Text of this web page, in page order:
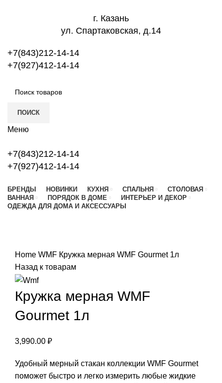
г. Казань
ул. Спартаковская, д.14
+7(843)212-14-14
+7(927)412-14-14
ПОИСК
Меню
+7(843)212-14-14
+7(927)412-14-14
БРЕНДЫ НОВИНКИ КУХНЯ СПАЛЬНЯ
СТОЛОВАЯ
ВАННАЯ
ПОРЯДОК В ДОМЕ
ИНТЕРЬЕР И ДЕКОР
ОДЕЖДА ДЛЯ ДОМА И АКСЕССУАРЫ
Home WMF Кружка мерная WMF Gourmet 1л
Назад к товарам
Кружка мерная WMF
Gourmet 1л
3,990.00 ₽
Удобный мерный стакан коллекции WMF Gourmet
поможет быстро и легко измерить любые жидкие